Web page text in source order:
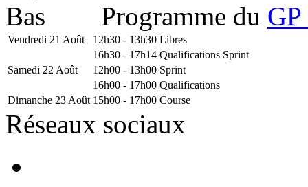
Programme du
Vendredi 21 Août 12h30 - 13h30 Libres
16h30 - 17h14 Qualifications Sprint
Samedi 22 Août
12h00 - 13h00 Sprint
16h00 - 17h00 Qualifications
Dimanche 23 Août 15h00 - 17h00 Course
Réseaux sociaux